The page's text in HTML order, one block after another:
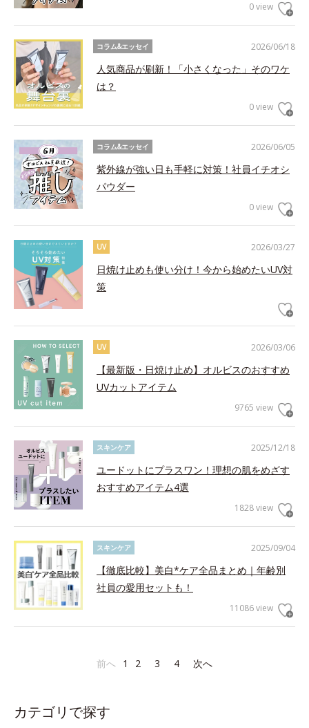
0 view
2026/06/18
コラム&エッセイ
人気商品が刷新！「小さくなった」そのワケ
は？
0 view
2026/06/05
コラム&エッセイ
紫外線が強い日も手軽に対策！社員イチオシ
パウダー
0 view
2026/03/27
UV
日焼け止めも使い分け！今から始めたいUV対
策
2026/03/06
UV
【最新版・日焼け止め】オルビスのおすすめ
UVカットアイテム
9765 view
2025/12/18
スキンケア
ユードットにプラスワン！理想の肌をめざす
おすすめアイテム4選
1828 view
2025/09/04
スキンケア
【徹底比較】美白*ケア全品まとめ｜年齢別
社員の愛用セットも！
11086 view
前へ 1 2 3 4 次へ
カテゴリで探す